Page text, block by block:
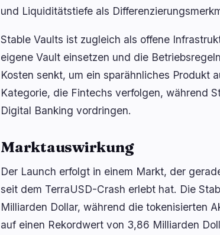
und Liquiditätstiefe als
Stable Vaults ist zugleich als offene
eigene Vault einsetzen und die
Kosten senkt, um ein sparähnliches Produkt
Kategorie, die Fintechs verfolgen, während
Digital Banking vordringen.
Marktauswirkung
Der Launch erfolgt in einem Markt, der
seit dem TerraUSD-Crash erlebt hat. Die
Milliarden Dollar, während die tokenisierten
auf einen Rekordwert von 3,86 Milliarden